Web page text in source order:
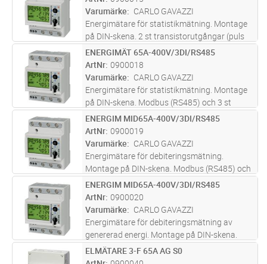
Varumärke
CARLO GAVAZZI
Energimätare för statistikmätning. Montage
på DIN-skena. 2 st transistorutgångar (puls
eller larm).
ST Lägg i kundvagn
ENERGIMÄT 65A-400V/3DI/RS485
ArtNr 0900018
Varumärke
CARLO GAVAZZI
Energimätare för statistikmätning. Montage
på DIN-skena. Modbus (RS485) och 3 st
pulsingångar.
ST Lägg i kundvagn
ENERGIM MID65A-400V/3DI/RS485
ArtNr 0900019
Varumärke
CARLO GAVAZZI
Energimätare för debiteringsmätning.
Montage på DIN-skena. Modbus (RS485) och
3 st pulsingångar.
ST Lägg i kundvagn
ENERGIM MID65A-400V/3DI/RS485
ArtNr 0900020
Varumärke
CARLO GAVAZZI
Energimätare för debiteringsmätning av
genererad energi. Montage på DIN-skena.
Modbus (RS485) och 3 st pulsingångar.
ST Lägg i kundvagn
ELMÄTARE 3-F 65A AG S0